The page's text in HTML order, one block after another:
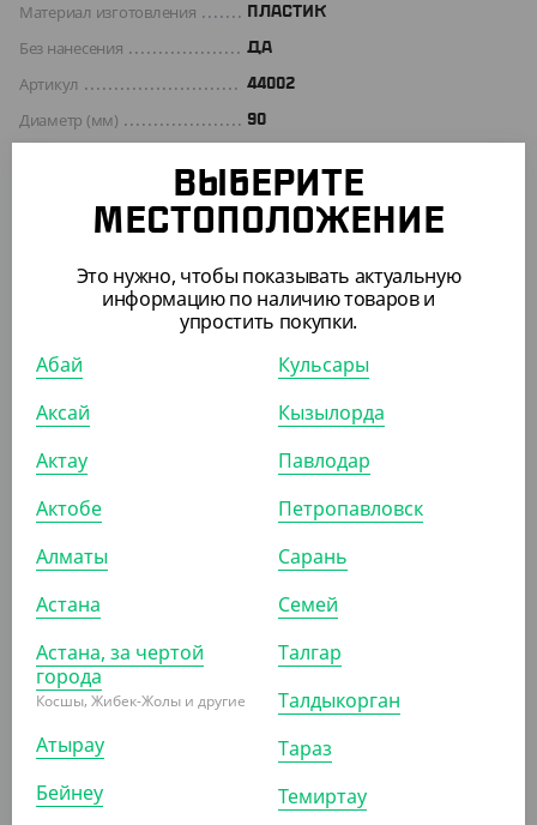
Материал изготовления ПЛАСТИК
Без нанесения ДА
Артикул 44002
Диаметр (мм) 90
ОПИСАНИЕ
Расческа для волос в индивидуальной упаковке
прозрачного цвета, индивидуальный предмет быта для
расчёсывания волос и массажа головы. . Может
самостоятельным атрибутом очень удобным во время
перелета, а так же на базе отдыха, СПА, бане или отеле.
АРТ. 3101203
10 100
ВЫБЕРИТЕ
МЕСТОПОЛОЖЕНИЕ
Это нужно, чтобы показывать актуальную
информацию по наличию товаров и
упростить покупки.
Абай
Аксай
Актау
Актобе
Алматы
Астана
Астана, за чертой
города
Косшы, Жибек-Жолы и другие
Атырау
Бейнеу
Кульсары
Кызылорда
Павлодар
Петропавловск
Сарань
Семей
Талгар
Талдыкорган
Тараз
Темиртау